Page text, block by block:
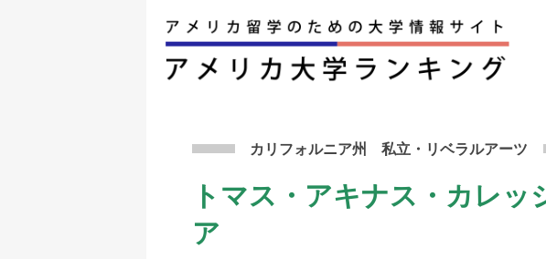
カリフォルニア州私立 ・リベラルアーツ
トマス・アキナス・カレ
ア